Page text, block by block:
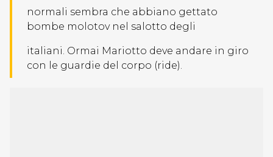
normali sembra che abbiano gettato
bombe molotov nel salotto degli
italiani. Ormai Mariotto deve andare in giro
con le guardie del corpo (ride).